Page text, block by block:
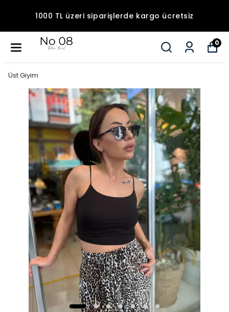
1000 TL üzeri siparişlerde kargo ücretsiz
0
Üst Giyim